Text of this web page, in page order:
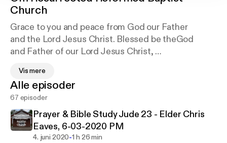
Church
Grace to you and peace from God our Father
and the Lord Jesus Christ. Blessed be theGod
and Father of our Lord Jesus Christ,
blessing in the heavenly places,we greet you!
This a Christ exalting, bible believing family of
believers!
Vis mere
Alle episoder
67 episoder
Prayer & Bible Study Jude 23 - Elder Chris
Eaves, 6-03-2020 PM
4. juni 2020-1 h 26 min